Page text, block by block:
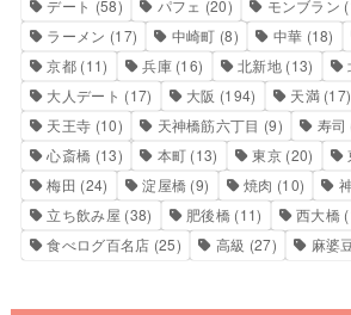
デート (58) パフェ (20) モンブラン
ラーメン (17) 中崎町 (8) 中華 (18)
京都 (11) 兵庫(16) 北新地(13)
大人デート (17) 大阪 (194) 天満(17)
天王寺 (10) 天神橋筋六丁目 (9) 寿司
心斎橋 (13) 本町 (13) 東京(20)
梅田 (24) 淀屋橋 (9) 焼肉 (10)
立ち飲み屋 (38) 肥後橋 (11) 西大橋
食べログ百名店 (25) 高級 (27) 麻婆